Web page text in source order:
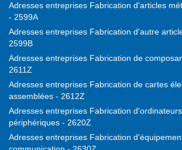
Adresses entreprises Fabrication d'articles
- 2599A
Adresses entreprises Fabrication d'autre
2599B
Adresses entreprises Fabrication de
2611Z
Adresses entreprises Fabrication de cartes
assemblées - 2612Z
Adresses entreprises Fabrication
périphériques - 2620Z
Adresses entreprises Fabrication